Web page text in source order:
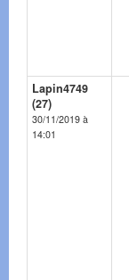
Lapin4749
(27)
30/11/2019 à
14:01